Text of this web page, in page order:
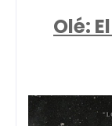
Olé: